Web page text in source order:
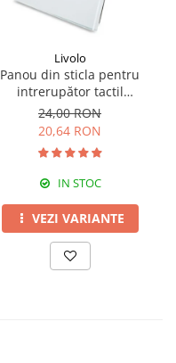
Livolo
Panou din sticla pentru
intrerupător tactil
dublu,Livolo
24,00 RON
20,64 RON
IN STOC
VEZI VARIANTE